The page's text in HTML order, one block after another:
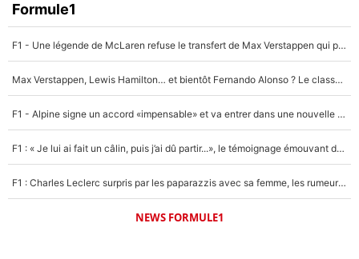
Formule1
F1 - Une légende de McLaren refuse le transfert de Max Verstappen qui pourrait «faire des vagues» et plomber l'ambiance dans l'équipe
Max Verstappen, Lewis Hamilton… et bientôt Fernando Alonso ? Le classement des pilotes les mieux payés en Formule 1 risque de changer !
F1 - Alpine signe un accord «impensable» et va entrer dans une nouvelle dimension : Grande nouvelle pour Pierre Gasly !
F1 : « Je lui ai fait un câlin, puis j’ai dû partir...», le témoignage émouvant de Max Verstappen sur sa fille
F1 : Charles Leclerc surpris par les paparazzis avec sa femme, les rumeurs étaient vraies !
NEWS FORMULE1